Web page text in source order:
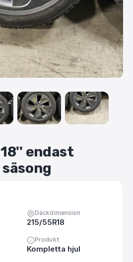
18'' endast
säsong
Däckdimension
215/55R18
Produkt
Kompletta hjul